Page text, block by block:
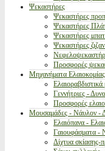
Ψεκαστήρες
Ψεκαστήρες
Ψεκαστήρες
Ψεκαστήρες
Ψεκαστήρες
Προσφορές
Μηχανήματα Ελαιοκομίας
Γεννήτριες -
Προσφορές
Μουσαμάδες - Νάυλον -
Ελαιόπανα -
Γαιουφάσματα -
Δίχτυα σκίασης-